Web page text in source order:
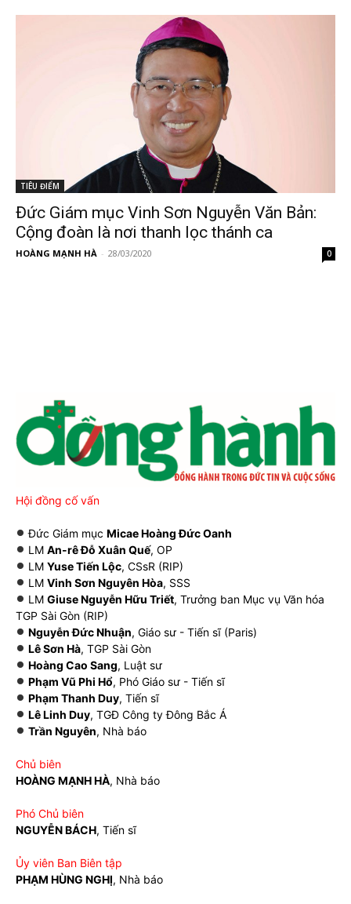
TIÊU ĐIỂM
Đức Giám mục Vinh Sơn Nguyễn Văn Bản:
Cộng đoàn là nơi thanh lọc thánh ca
HOÀNG MẠNH HÀ - 28/03/2020 0
Hội đồng cố vấn
Đức Giám mục Micae Hoàng Đức Oanh
LM An-rê Đỗ Xuân Quế, OP
LM Yuse Tiến Lộc, CSsR (RIP)
LM Vinh Sơn Nguyên Hòa, SSS
LM Giuse Nguyễn Hữu Triết, Trưởng ban Mục vụ Văn hóa
TGP Sài Gòn (RIP)
Nguyễn Đức Nhuận, Giáo sư - Tiến sĩ (Paris)
Lê Sơn Hà, TGP Sài Gòn
Hoàng Cao Sang, Luật sư
Phạm Vũ Phi Hổ, Phó Giáo sư - Tiến sĩ
Phạm Thanh Duy, Tiến sĩ
Lê Linh Duy, TGĐ Công ty Đông Bắc Á
Trần Nguyên, Nhà báo
Chủ biên
HOÀNG MẠNH HÀ, Nhà báo
Phó Chủ biên
NGUYỄN BÁCH, Tiến sĩ
Ủy viên Ban Biên tập
PHẠM HÙNG NGHỊ, Nhà báo